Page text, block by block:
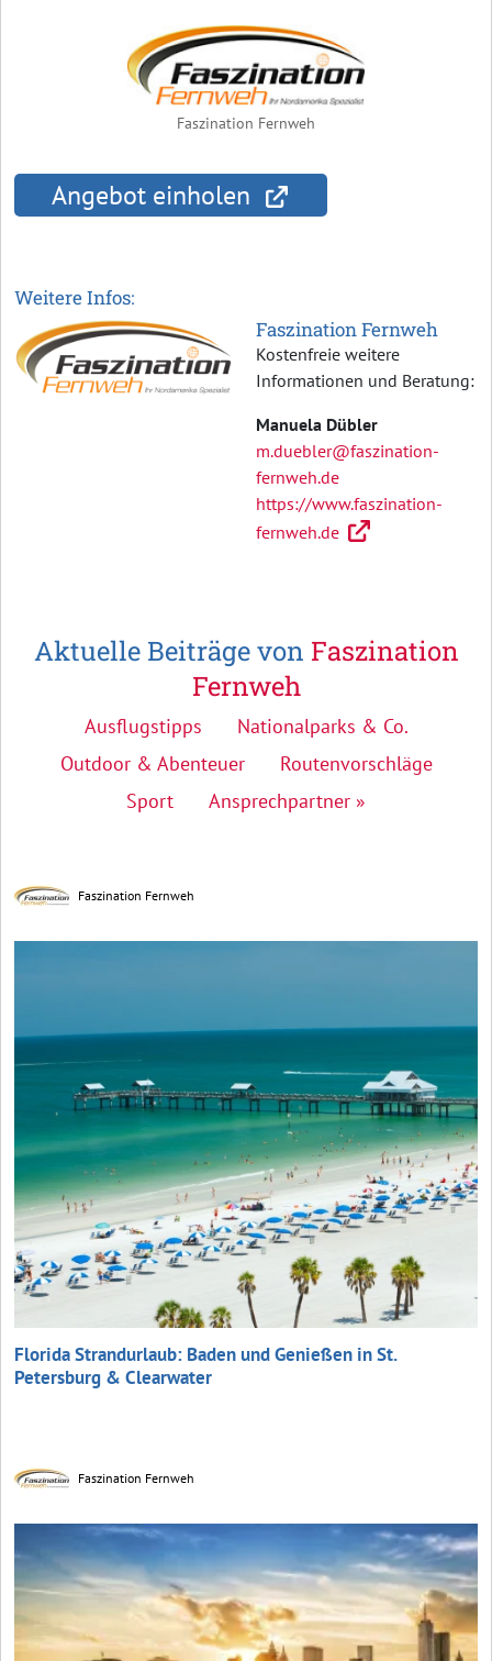
Faszination Fernweh
Angebot einholen
Weitere Infos:
Faszination Fernweh
Kostenfreie weitere
Informationen und Beratung:
Manuela Dübler
m.duebler@faszination-
fernweh.de
https://www.faszination-
fernweh.de
Aktuelle Beiträge von Faszination
Fernweh
Ausflugstipps
Nationalparks & Co.
Outdoor & Abenteuer
Routenvorschläge
Sport
Ansprechpartner »
Faszination Fernweh
Florida Strandurlaub: Baden und Genießen in St.
Petersburg & Clearwater
Faszination Fernweh